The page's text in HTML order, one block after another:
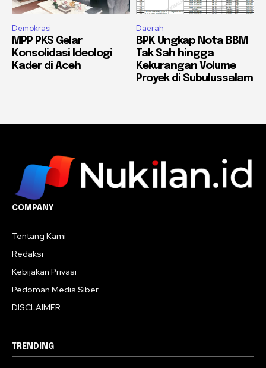
Demokrasi
MPP PKS Gelar
Konsolidasi Ideologi
Kader di Aceh
Daerah
BPK Ungkap Nota BBM
Tak Sah hingga
Kekurangan Volume
Proyek di Subulussalam
COMPANY
Tentang Kami
Redaksi
Kebijakan Privasi
Pedoman Media Siber
DISCLAIMER
TRENDING